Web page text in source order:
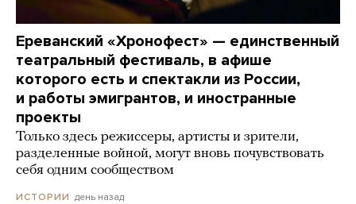
Ереванский «Хронофест» — единственный
театральный фестиваль, в афише
которого есть и спектакли из России,
и работы эмигрантов, и иностранные
проекты
Только здесь режиссеры, артисты и зрители,
разделенные войной, могут вновь почувствовать
себя одним сообществом
ИСТОРИИ день назад